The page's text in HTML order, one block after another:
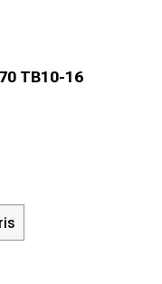
TB10-16